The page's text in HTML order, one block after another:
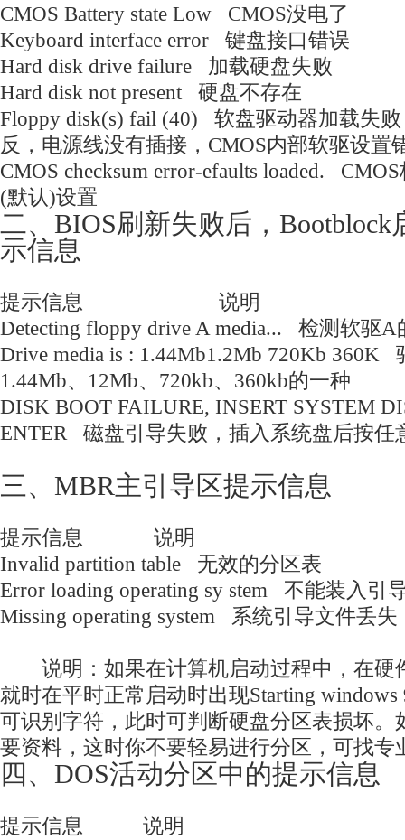
CMOS Battery state Low CMOS没电了
Keyboard interface error 键盘接口错误
Hard disk drive failure 加载硬盘失败
Hard disk not present 硬盘不存在
Floppy disk(s) fail (40) 软盘驱动器加载失
反，电源线没有插接，CMOS内部软驱设
CMOS checksum error-efaults loaded.
(默认)设置
二、BIOS刷新失败后，Bootblock
示信息
提示信息 说明
Detecting floppy drive A media... 检测软驱
Drive media is : 1.44Mb1.2Mb 720Kb 360K
1.44Mb、12Mb、720kb、360kb的一种
DISK BOOT FAILURE, INSERT SYSTEM
ENTER 磁盘引导失败，插入系统盘后按任
三、MBR主引导区提示信息
提示信息 说明
Invalid partition table 无效的分区表
Error loading operating sy stem 不能装入
Missing operating system 系统引导文件丢失
说明：如果在计算机启动过程中，在硬
就时在平时正常启动时出现Starting
可识别字符，此时可判断硬盘分区表损坏。
要资料，这时你不要轻易进行分区，可找专
四、DOS活动分区中的提示信息
提示信息 说明